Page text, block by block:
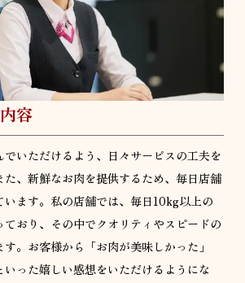
容
いただけるよう、日々サービスの工夫を
、新鮮なお肉を提供するため、毎日店舗
います。私の店舗では、毎日10kg以上の
ており、その中でクオリティやスピードの
。お客様から「お肉が美味しかった」
いった嬉しい感想をいただけるようにな